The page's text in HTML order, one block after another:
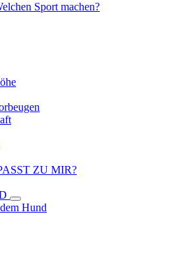
Sport machen?
ZU MIR?
Hund